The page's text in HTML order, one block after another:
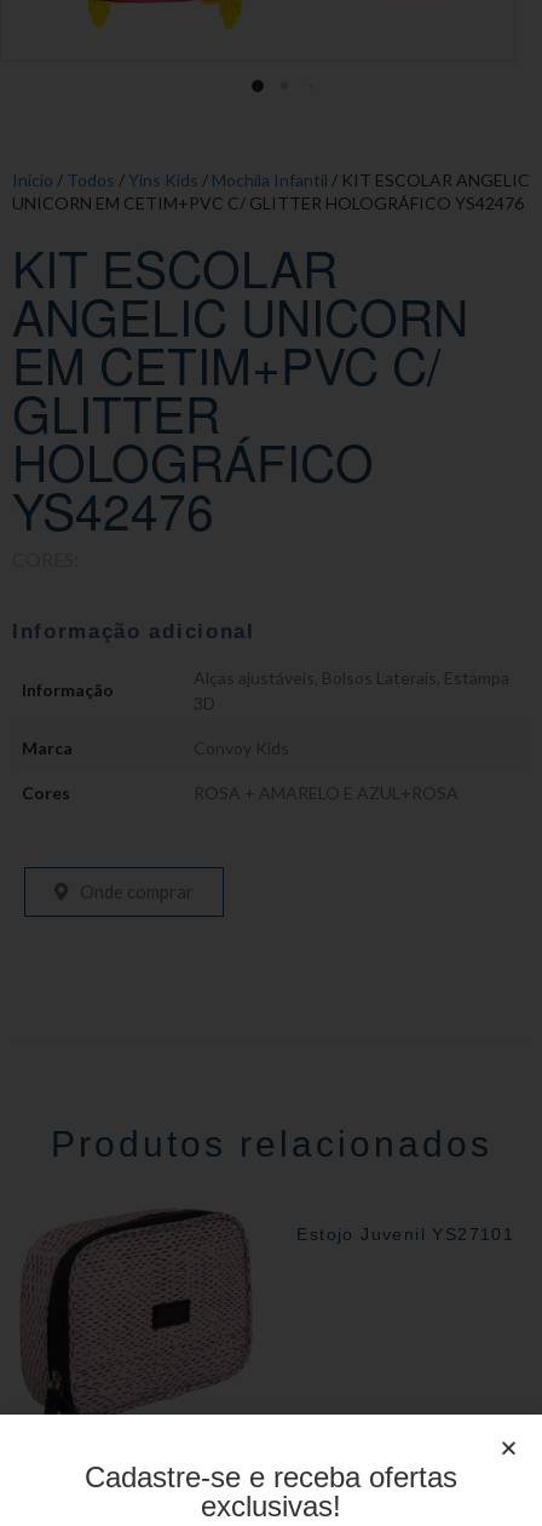
Início / Todos /Yins Kids / Mochila Infantil / KIT ESCOLAR ANGELIC
UNICORN EM CETIM+PVC C/ GLITTER HOLOGRÁFICO YS42476
KIT ESCOLAR
ANGELIC UNICORN
EM CETIM+PVC C/
GLITTER
HOLOGRÁFICO
YS42476
Informação adicional
Informação
Alças ajustáveis Bolsos Laterais Estampa
3D
Marca Convoy Kids
Cores ROSA + AMARELO E AZUL+ROSA
Onde comprar
Produtos relacionados
Estojo Juvenil YS41029
Estojo Juvenil YS27101
Cadastre-se e receba ofertas
exclusivas!